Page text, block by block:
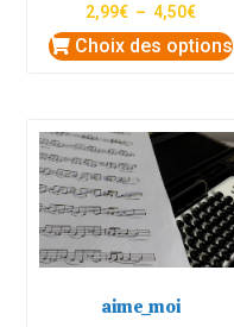
2,99€ – 4,50€
Choix des options
aime_moi